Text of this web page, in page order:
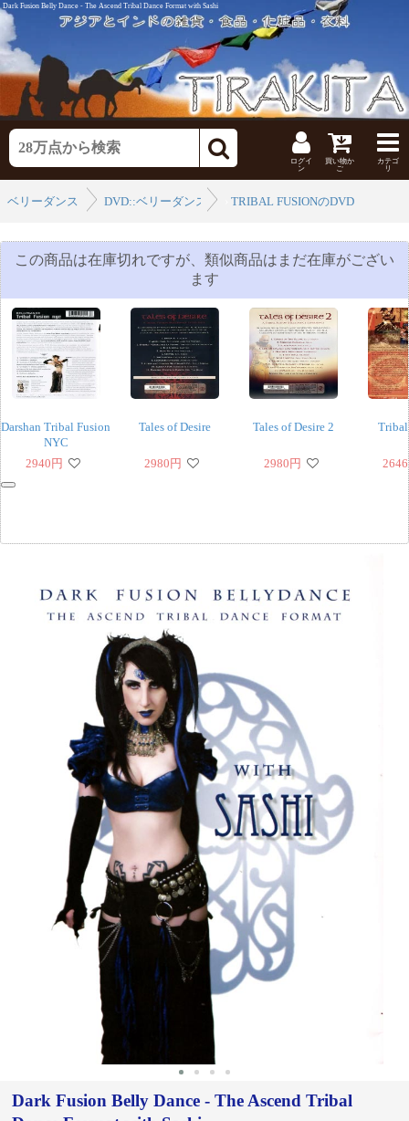
Dark Fusion Belly Dance - The Ascend Tribal Dance Format with Sashi
ログイ
ン
買い物か
ご
カテゴ
リ
ベリーダンス
DVD::ベリーダンスのDVDTRIBAL FUSIONのDVD
この商品は在庫切れですが、類似商品はまだ在庫がござい
ます
Darshan Tribal Fusion
NYC
2940 円
Tales of Desire
2980 円
Tales of Desire 2
2980 円
Tribal
2646
Dark Fusion Belly Dance - The Ascend Tribal